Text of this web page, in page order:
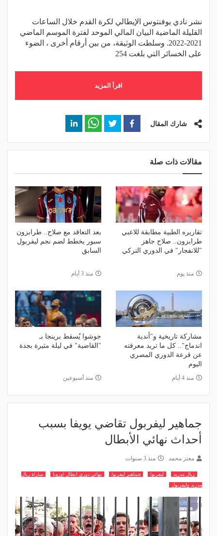
نشر نادي يوفنتوس الإيطالي لكرة القدم خلال الساعات
القليلة الماضية البيان المالي الموحد لفترة الموسم الماضي
2021-2022. وسلطت الوثيقة، من بين أرقام أخرى ، الضوء
على الخسائر التي بلغت 254
اقرأ المزيد
شارك المقال
مقالات ذات صلة
تقاريره الطبية مطابقة للاعبي
طرابزون.. صلاح جاهز
"للانفجار" في الدوري التركي
منذ يوم
بعد التعاقد مع صلاح.. طرابزون
سبور يخطط لضم نجم ليفربول
السابق
منذ 3 أيام
مشاركة تاريخية و"أندية
اندماج".. كل ما تريد معرفته
عن قرعة الدوري المصري
اليوم
منذ 4 أيام
جوشوا يُسقط برينجا بـ
"القاضية" في ليلة مثيرة بجدة
منذ أسبوعين
جماهير ليفربول تقاضي يويفا بسبب
أحداث نهائي الأبطال
معتز محمد منذ 3 سنوات
ريال مدريد ليفربول جماهير ليفربول نهائي دوري ابطال اوروبا
مباراة ريال
مدريد وليفربول